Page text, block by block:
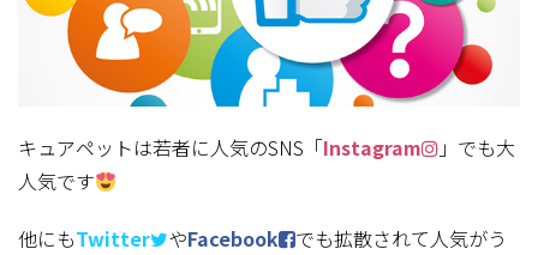
キュアペットは若者に人気のSNS「Instagram
」でも大
人気です
他にもTwitter やFacebook
でも拡散されて人気がう